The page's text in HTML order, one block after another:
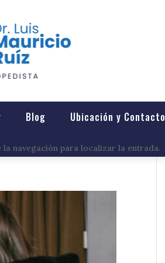
Blog Ubicación y Contacto
navegación para localizar la entrada.